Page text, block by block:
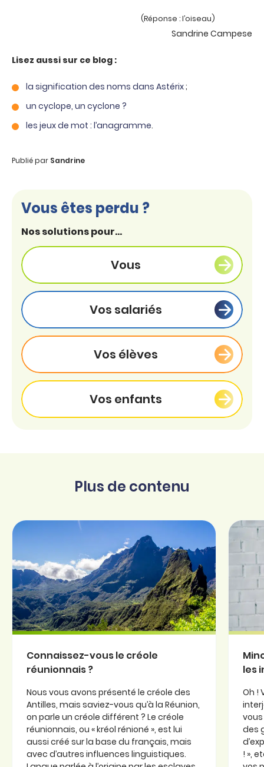
(Réponse : l’oiseau)
Sandrine Campese
Lisez aussi sur ce blog :
la signification des noms dans Astérix;
un cyclope, un cyclone ?
les jeux de mot : l’anagramme.
Publié par Sandrine
Vous êtes perdu ?
Nos solutions pour...
Vous
Vos salariés
Vos élèves
Vos enfants
Plus de contenu
Connaissez-vous le créole
réunionnais ?
Nous vous avons présenté le créole des
Antilles, mais saviez-vous qu’à la Réunion,
on parle un créole différent ? Le créole
réunionnais, ou « kréol rénioné », est lui
aussi créé sur la base du français, mais
avec d’autres influences linguistiques.
les
Oh !
des
! »,